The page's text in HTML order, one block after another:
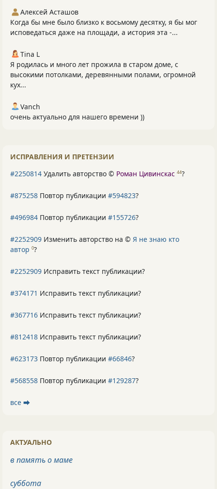
Алексей Асташов
Когда бы мне было близко к восьмому десятку, я бы мог
исповедаться даже на площади, а история эта -...
Tina L
Я родилась и много лет прожила в старом доме, с
высокими потолками, деревянными полами, огромной
кух...
Vanch
очень актуально для нашего времени ))
ИСПРАВЛЕНИЯ И ПРЕТЕНЗИИ
#2250814 Удалить авторство © Роман Цивинскас 44?
#875258 Повтор публикации #594823?
#496984 Повтор публикации #155726?
#2252909 Изменить авторство на © Я не знаю кто
автор 0?
#2252909 Исправить текст публикации?
#374171 Исправить текст публикации?
#367716 Исправить текст публикации?
#812418 Исправить текст публикации?
#623173 Повтор публикации #66846?
#568558 Повтор публикации #129287?
все ⮕
АКТУАЛЬНО
в память о маме
суббота